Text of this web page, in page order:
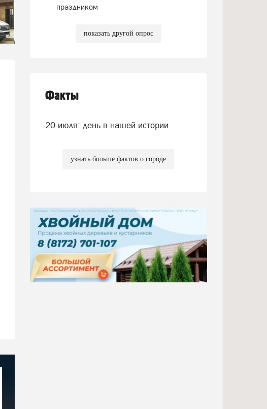
праздником
показать другой опрос
Факты
20 июля: день в нашей истории
узнать больше фактов о городе